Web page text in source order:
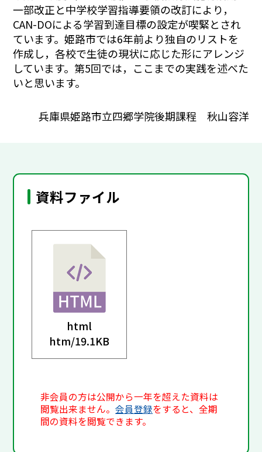
一部改正と中学校学習指導要領の改訂により，
CAN-DOによる学習到達目標の設定が喫緊とされ
ています。姫路市では6年前より独自のリストを
作成し，各校で生徒の現状に応じた形にアレンジ
しています。第5回では，ここまでの実践を述べた
いと思います。
兵庫県姫路市立四郷学院後期課程 秋山容洋
資料ファイル
html
htm/19.1KB
非会員の方は公開から一年を超えた資料は
閲覧出来ません。会員登録をすると、全期
間の資料を閲覧できます。